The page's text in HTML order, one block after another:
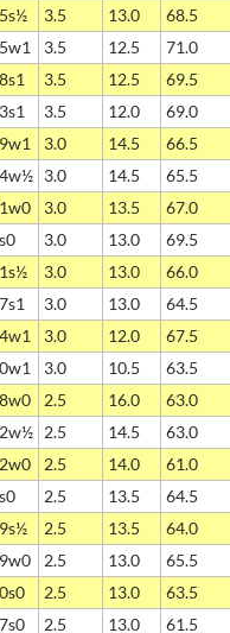
3.5 13.0
68.5
3.5 12.5
71.0
3.5 12.5
69.5
3.5 12.0
69.0
3.0 14.5
66.5
3.0 14.5
65.5
3.0 13.5
67.0
3.0 13.0
69.5
3.0 13.0
66.0
3.0 13.0
64.5
3.0 12.0
67.5
3.0 10.5
63.5
2.5 16.0
63.0
2.5 14.5
63.0
2.5 14.0
61.0
2.5 13.5
64.5
2.5 13.5
64.0
2.5 13.0
65.5
2.5 13.0
63.5
2.5 13.0 61.5